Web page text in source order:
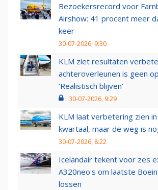
Bezoekersrecord voor
Airshow: 41 procent meer
keer
30-07-2026, 9:30
KLM ziet resultaten
achteroverleunen is geen
‘Realistisch blijven’
30-07-2026, 9:29
KLM laat verbetering zien
kwartaal, maar de weg is
30-07-2026, 8:22
Icelandair tekent voor zes
A320neo's om laatste
lossen